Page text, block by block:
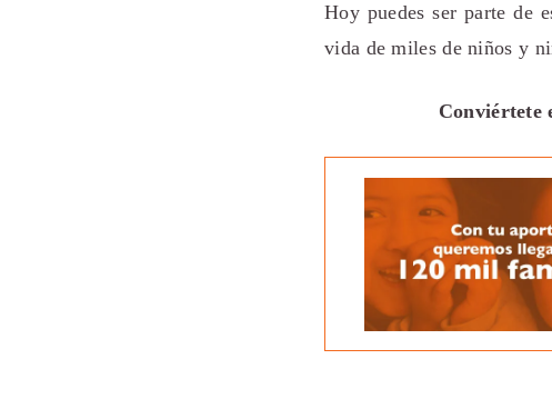
Hoy puedes ser parte de
vida de miles de niños y
Conviértete